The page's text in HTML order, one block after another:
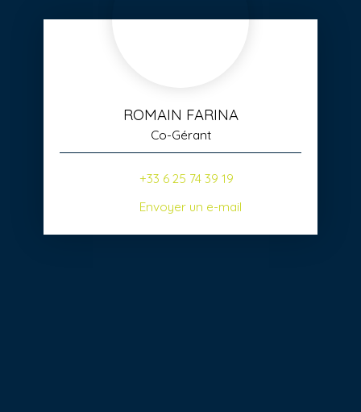
ROMAIN FARINA
Co-Gérant
+33 6 25 74 39 19
Envoyer un e-mail